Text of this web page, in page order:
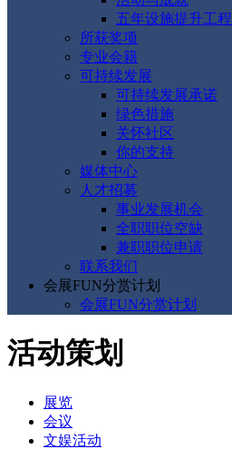
五年设施提升工程
所获奖项
专业会籍
可持续发展
可持续发展承诺
绿色措施
关怀社区
你的支持
媒体中心
人才招募
事业发展机会
全职职位空缺
兼职职位申请
联系我们
会展FUN分赏计划
会展FUN分赏计划
活动策划
展览
会议
文娱活动